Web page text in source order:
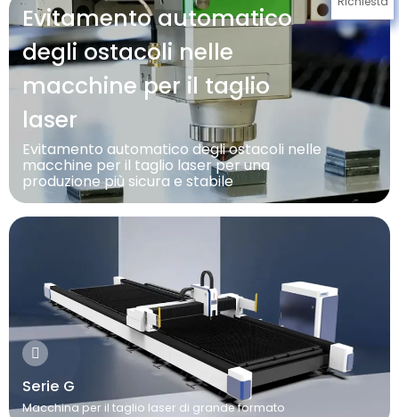
Evitamento automatico
degli ostacoli nelle
macchine per il taglio
laser
Evitamento automatico degli ostacoli nelle
macchine per il taglio laser per una
produzione più sicura e stabile
Serie G
Macchina per il taglio laser di grande formato